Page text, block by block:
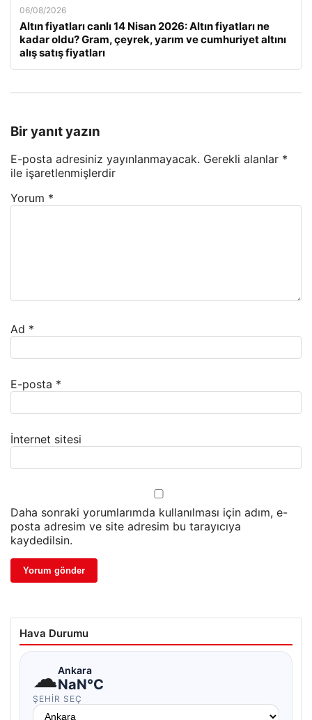
06/08/2026
Altın fiyatları canlı 14 Nisan 2026: Altın fiyatları ne
kadar oldu? Gram, çeyrek, yarım ve cumhuriyet altını
alış satış fiyatları
Bir yanıt yazın
E-posta adresiniz yayınlanmayacak. Gerekli alanlar *
ile işaretlenmişlerdir
Yorum *
Ad *
E-posta *
İnternet sitesi
Daha sonraki yorumlarımda kullanılması için adım, e-
posta adresim ve site adresim bu tarayıcıya
kaydedilsin.
Hava Durumu
☁Ankara
NaN°C
ŞEHIR SEÇ